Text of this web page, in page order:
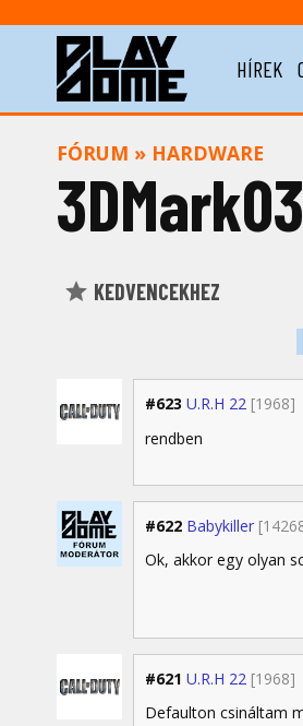
HÍREK
FÓRUM » HARDWARE
3DMark03
KEDVENCEKHEZ
#623 U.R.H 22 [1968]
rendben
#622 Babykiller
Ok, akkor egy olyan
#621 U.R.H 22 [1968]
Defaulton csináltam